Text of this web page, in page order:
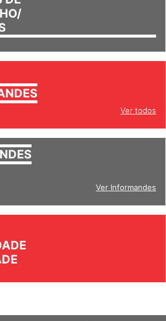
Ver todos
Ver Informandes